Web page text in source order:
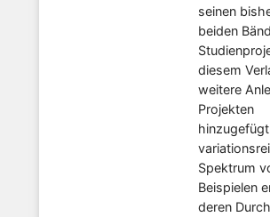
seinen
beiden
diesem
weitere
Projekten
Spektrum
Beispielen
deren